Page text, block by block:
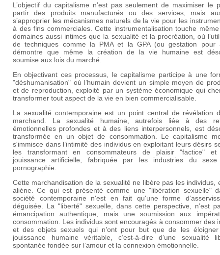
L’objectif du capitalisme n’est pas seulement de maximiser le
partir des produits manufacturés ou des services, mais
s’approprier les mécanismes naturels de la vie pour les
à des fins commerciales. Cette instrumentalisation touche
domaines aussi intimes que la sexualité et la procréation, où
de techniques comme la PMA et la GPA (ou gestation pour
démontre que même la création de la vie humaine est
soumise aux lois du marché.
En objectivant ces processus, le capitalisme participe à une
"déshumanisation" où l’humain devient un simple moyen de
et de reproduction, exploité par un système économique qui
transformer tout aspect de la vie en bien commercialisable.
La sexualité contemporaine est un point central de révélation
marchand. La sexualité humaine, autrefois liée à des
émotionnelles profondes et à des liens interpersonnels, est
transformée en un objet de consommation. Le capitalisme
s'immisce dans l’intimité des individus en exploitant leurs désirs
les transformant en consommateurs de plaisir "factice" et
jouissance artificielle, fabriquée par les industries du
pornographie.
Cette marchandisation de la sexualité ne libère pas les individus,
aliène. Ce qui est présenté comme une "libération sexuelle"
société contemporaine n'est en fait qu'une forme
déguisée. La "liberté" sexuelle, dans cette perspective, n’est
émancipation authentique, mais une soumission aux
consommation. Les individus sont encouragés à consommer des
et des objets sexuels qui n’ont pour but que de les éloigner
jouissance humaine véritable, c’est-à-dire d’une sexualité
spontanée fondée sur l’amour et la connexion émotionnelle.